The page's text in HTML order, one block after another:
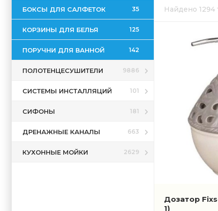
БОКСЫ ДЛЯ САЛФЕТОК 35
КОРЗИНЫ ДЛЯ БЕЛЬЯ 125
ПОРУЧНИ ДЛЯ ВАННОЙ 142
ПОЛОТЕНЦЕСУШИТЕЛИ 9886
СИСТЕМЫ ИНСТАЛЛЯЦИЙ 101
СИФОНЫ 181
ДРЕНАЖНЫЕ КАНАЛЫ 663
КУХОННЫЕ МОЙКИ 2629
Boheme
Burlington
Damixa
Decor
Devon &
Duravit
FBS
Найдено 1294
Дозатор
1)